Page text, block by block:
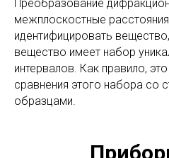
монохроматического
направляются к образцу.
лучей с образцом приводит
лучей, когда условия
Брэгга (nλ = 2dsin θ). Этот
волны электромагнитного
дифракции и
регистрируются,